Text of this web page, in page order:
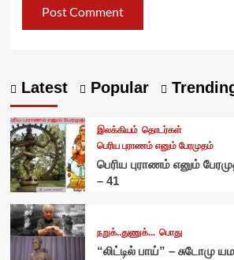
Latest Popular
இலக்கியம் தொடர்கள்
பெரிய புராணம் எனும் பேரமுதம்
பெரிய புராணம் எனும்
– 41
நறுக்..துணுக்... பொது
“லிட்டில் பாய்” – சுடோமு